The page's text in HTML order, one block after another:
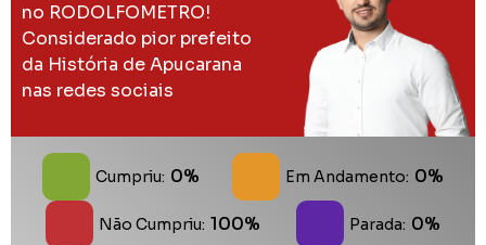
no RODOLFOMETRO!
Considerado pior prefeito
da História de Apucarana
nas redes sociais
Cumpriu: 0% Em Andamento: 0%
Não Cumpriu: 100% Parada: 0%